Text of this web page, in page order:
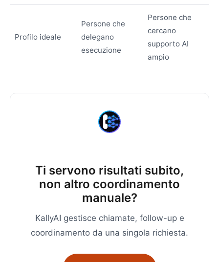
Profilo ideale
Persone che
delegano
esecuzione
Persone che
cercano
supporto AI
ampio
Ti servono risultati subito,
non altro coordinamento
manuale?
KallyAI gestisce chiamate, follow-up e
coordinamento da una singola richiesta.